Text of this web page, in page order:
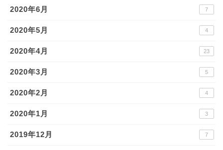
2020年6月 7
2020年5月 4
2020年4月 23
2020年3月 5
2020年2月 4
2020年1月 3
2019年12月 7